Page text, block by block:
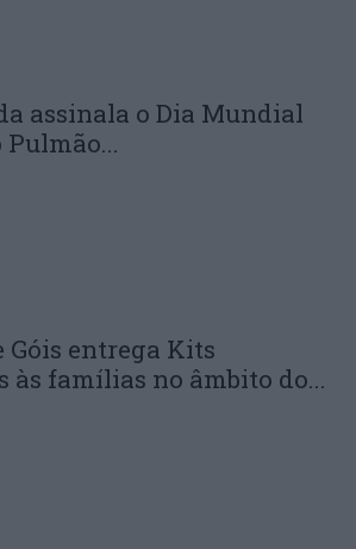
assinala o Dia Mundial
Pulmão...
entrega Kits
às famílias no âmbito do...